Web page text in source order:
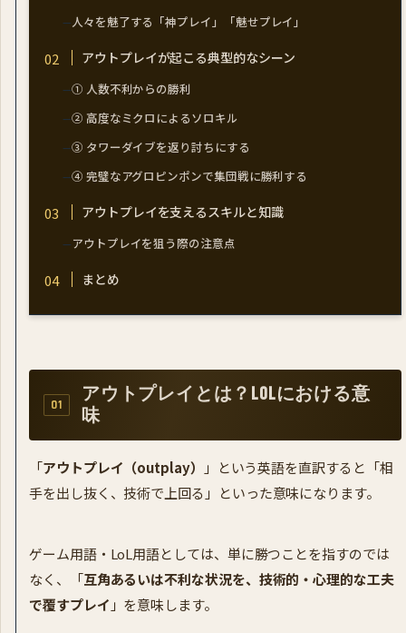
人々を魅了する「神プレイ」「魅せプレイ」
アウトプレイが起こる典型的なシーン
① 人数不利からの勝利
② 高度なミクロによるソロキル
③ タワーダイブを返り討ちにする
④ 完璧なアグロピンポンで集団戦に勝利する
アウトプレイを支えるスキルと知識
アウトプレイを狙う際の注意点
まとめ
アウトプレイとは？LoLにおける意
味
「アウトプレイ（outplay）
」という英語を直訳すると「相
手を出し抜く、技術で上回る」といった意味になります。
ゲーム用語・LoL用語としては、単に勝つことを指すのでは
なく、「互角あるいは不利な状況を、技術的・心理的な工夫
で覆すプレイ 」を意味します。